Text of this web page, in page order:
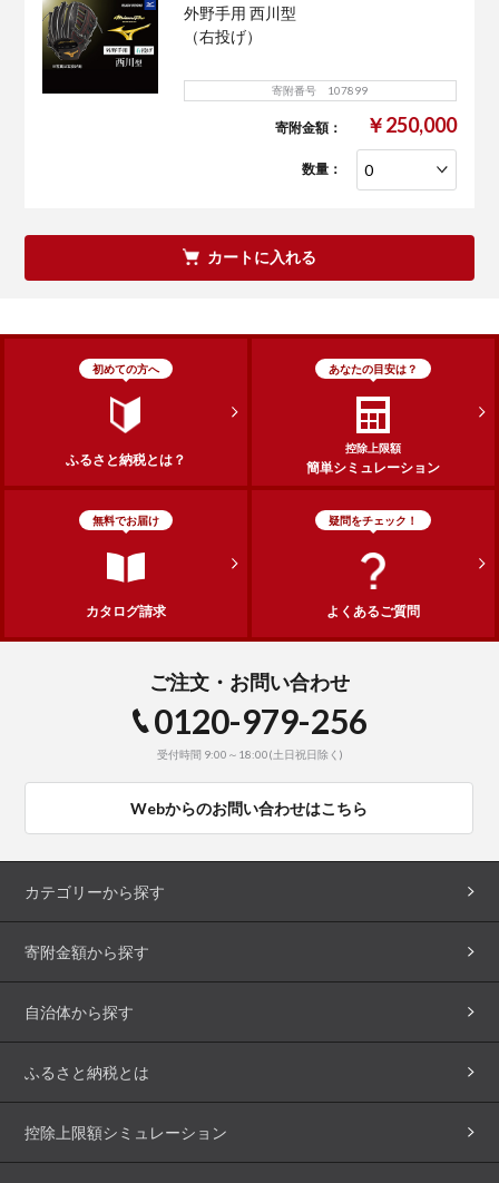
外野手用 西川型
（右投げ）
寄附番号 107899
寄附金額： ￥250,000
数量：
カートに入れる
初めての方へ
ふるさと納税とは？
あなたの目安は？
控除上限額
簡単シミュレーション
無料でお届け
カタログ請求
疑問をチェック！
よくあるご質問
ご注文・お問い合わせ
0120-979-256
受付時間 9:00～18:00(土日祝日除く)
Webからのお問い合わせはこちら
カテゴリーから探す
寄附金額から探す
自治体から探す
ふるさと納税とは
控除上限額シミュレーション